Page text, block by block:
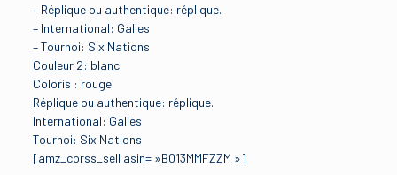
– Réplique ou authentique: réplique.
– International: Galles
– Tournoi: Six Nations
Couleur 2: blanc
Coloris : rouge
Réplique ou authentique: réplique.
International: Galles
Tournoi: Six Nations
[amz_corss_sell asin= »B013MMFZZM »]